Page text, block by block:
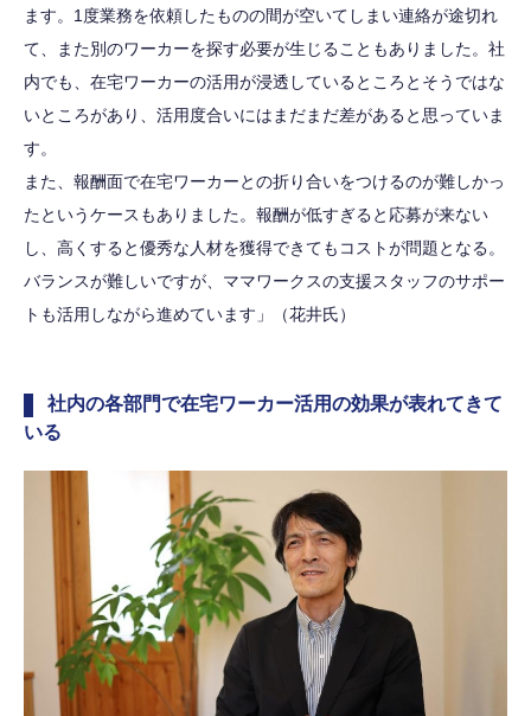
ます。1度業務を依頼したものの間が空いてしまい連絡が途切れ
て、また別のワーカーを探す必要が生じることもありました。社
内でも、在宅ワーカーの活用が浸透しているところとそうではな
いところがあり、活用度合いにはまだまだ差があると思っていま
す。
また、報酬面で在宅ワーカーとの折り合いをつけるのが難しかっ
たというケースもありました。報酬が低すぎると応募が来ない
し、高くすると優秀な人材を獲得できてもコストが問題となる。
バランスが難しいですが、ママワークスの支援スタッフのサポー
トも活用しながら進めています」（花井氏）
社内の各部門で在宅ワーカー活用の効果が表れてきて
いる